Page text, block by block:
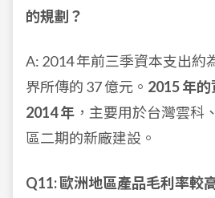
的規劃？
A: 2014 年前三季資本支出約
界所傳的 37 億元。 2015 年
2014 年 ，主要用於台灣雲科
區二期的新廠建設。
Q11: 歐洲地區產品毛利率較